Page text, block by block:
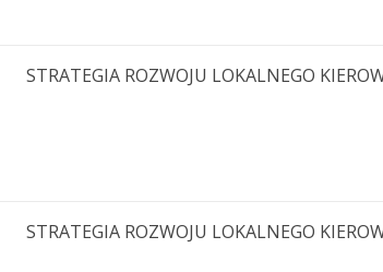
STRATEGIA ROZWOJU LOKALNEGO
STRATEGIA ROZWOJU LOKALNEGO